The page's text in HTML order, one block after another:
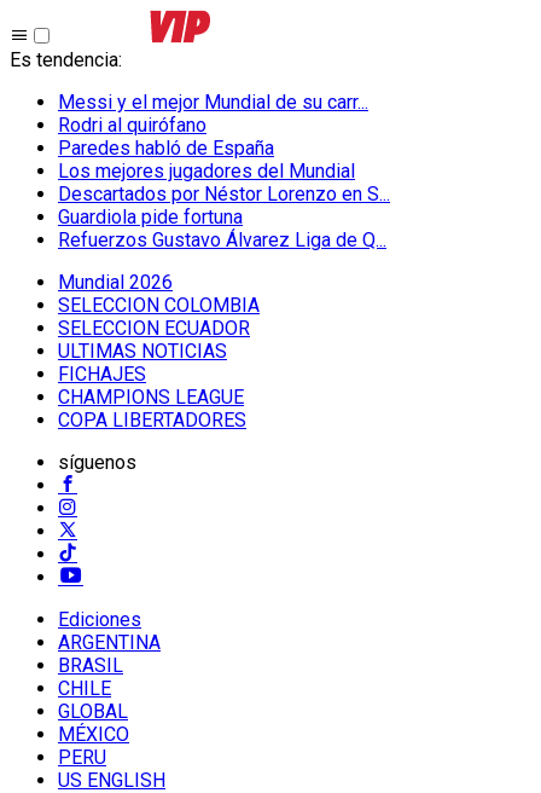
Es tendencia:
Messi y el mejor Mundial de su carr...
Rodri al quirófano
Paredes habló de España
Los mejores jugadores del Mundial
Descartados por Néstor Lorenzo en S...
Guardiola pide fortuna
Refuerzos Gustavo Álvarez Liga de Q...
Mundial 2026
SELECCION COLOMBIA
SELECCION ECUADOR
ULTIMAS NOTICIAS
FICHAJES
CHAMPIONS LEAGUE
COPA LIBERTADORES
síguenos
Ediciones
ARGENTINA
BRASIL
CHILE
GLOBAL
MÉXICO
PERU
US ENGLISH